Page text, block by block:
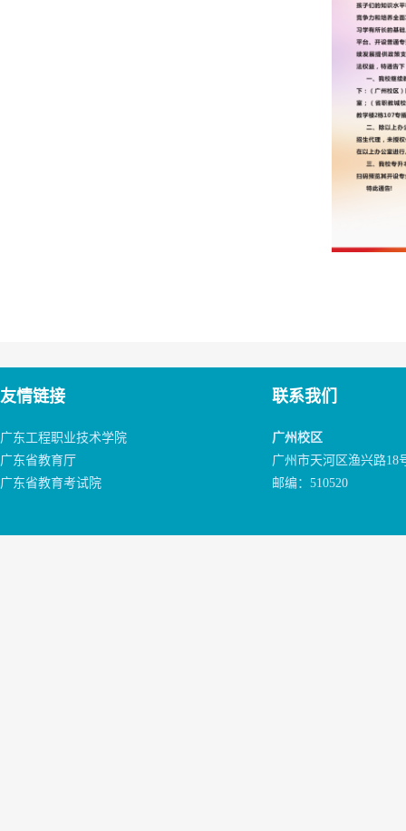
友情链接
广东工程职业技术学院
广东省教育厅
广东省教育考试院
联系我们
广州校区
广州市天河区渔兴路18
邮编：510520